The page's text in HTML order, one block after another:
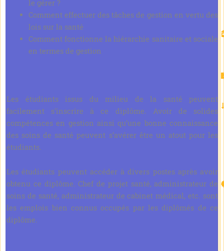
le gérer ?
Comment effectuer des tâches de gestion en vertu des
lois sur la santé
Comment fonctionne la hiérarchie sanitaire et sociale
en termes de gestion
Les étudiants issus du milieu de la santé peuvent
facilement s'inscrire à ce diplôme. Avoir de solides
compétences en gestion ainsi qu’une bonne connaissance
des soins de santé peuvent s’avérer être un atout pour les
étudiants.
Les étudiants peuvent accéder à divers postes après avoir
obtenu ce diplôme. Chef de projet santé, administrateur de
soins de santé, administrateur de cabinet médical, etc. sont
les emplois bien connus occupés par les diplômés de ce
diplôme.